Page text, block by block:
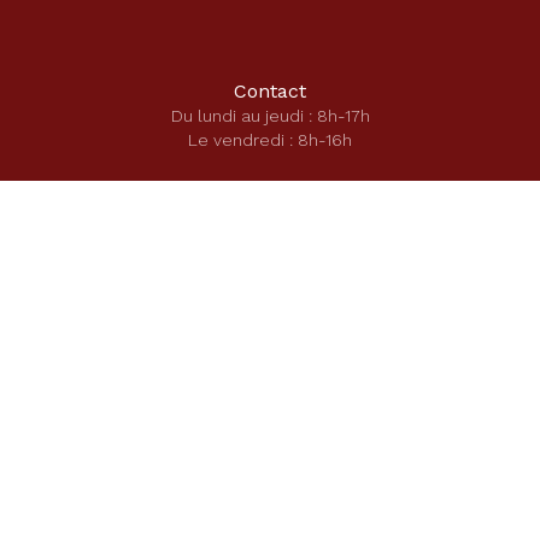
Contact
Du lundi au jeudi : 8h-17h
Le vendredi : 8h-16h